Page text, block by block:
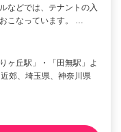
などでは、テナントの入
こなっています。 …
ヶ丘駅」・「田無駅」よ
郊、埼玉県、神奈川県